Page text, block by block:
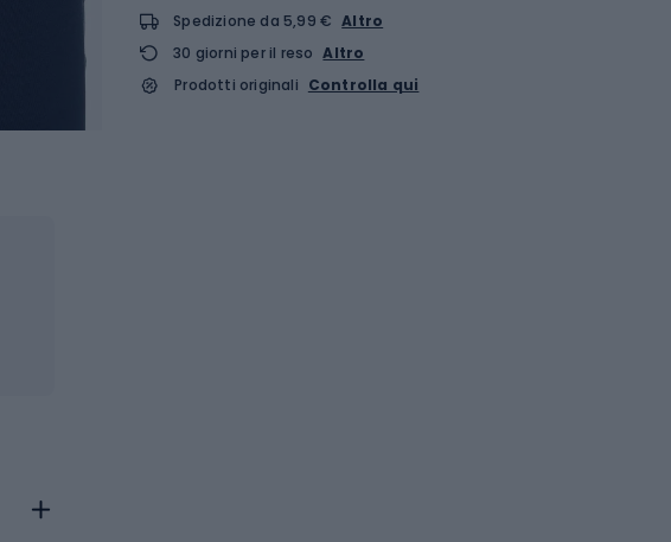
Spedizione da 5,99 € Altro
30 giorni per il reso Altro
Prodotti originali Controlla qui